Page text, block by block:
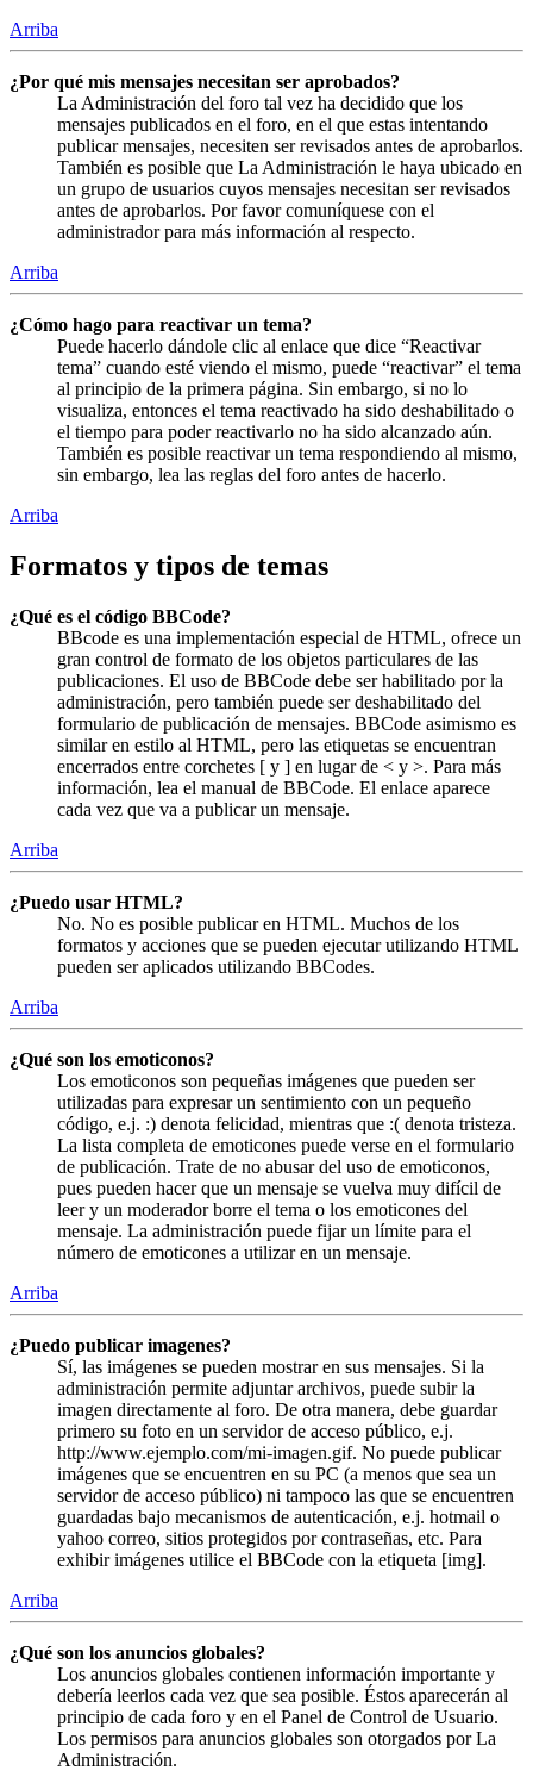
Arriba
¿Por qué mis mensajes necesitan ser aprobados?
La Administración del foro tal vez ha decidido que los
mensajes publicados en el foro, en el que estas intentando
publicar mensajes, necesiten ser revisados antes de aprobarlos.
También es posible que La Administración le haya ubicado en
un grupo de usuarios cuyos mensajes necesitan ser revisados
antes de aprobarlos. Por favor comuníquese con el
administrador para más información al respecto.
Arriba
¿Cómo hago para reactivar un tema?
Puede hacerlo dándole clic al enlace que dice “Reactivar
tema” cuando esté viendo el mismo, puede “reactivar” el tema
al principio de la primera página. Sin embargo, si no lo
visualiza, entonces el tema reactivado ha sido deshabilitado o
el tiempo para poder reactivarlo no ha sido alcanzado aún.
También es posible reactivar un tema respondiendo al mismo,
sin embargo, lea las reglas del foro antes de hacerlo.
Arriba
Formatos y tipos de temas
¿Qué es el código BBCode?
BBcode es una implementación especial de HTML, ofrece un
gran control de formato de los objetos particulares de las
publicaciones. El uso de BBCode debe ser habilitado por la
administración, pero también puede ser deshabilitado del
formulario de publicación de mensajes. BBCode asimismo es
similar en estilo al HTML, pero las etiquetas se encuentran
encerrados entre corchetes [ y ] en lugar de < y >. Para más
información, lea el manual de BBCode. El enlace aparece
cada vez que va a publicar un mensaje.
Arriba
¿Puedo usar HTML?
No. No es posible publicar en HTML. Muchos de los
formatos y acciones que se pueden ejecutar utilizando HTML
pueden ser aplicados utilizando BBCodes.
Arriba
¿Qué son los emoticonos?
Los emoticonos son pequeñas imágenes que pueden ser
utilizadas para expresar un sentimiento con un pequeño
código, e.j. :) denota felicidad, mientras que :( denota tristeza.
La lista completa de emoticones puede verse en el formulario
de publicación. Trate de no abusar del uso de emoticonos,
pues pueden hacer que un mensaje se vuelva muy difícil de
leer y un moderador borre el tema o los emoticones del
mensaje. La administración puede fijar un límite para el
número de emoticones a utilizar en un mensaje.
Arriba
¿Puedo publicar imagenes?
Sí, las imágenes se pueden mostrar en sus mensajes. Si la
administración permite adjuntar archivos, puede subir la
imagen directamente al foro. De otra manera, debe guardar
primero su foto en un servidor de acceso público, e.j.
http://www.ejemplo.com/mi-imagen.gif. No puede publicar
imágenes que se encuentren en su PC (a menos que sea un
servidor de acceso público) ni tampoco las que se encuentren
guardadas bajo mecanismos de autenticación, e.j. hotmail o
yahoo correo, sitios protegidos por contraseñas, etc. Para
exhibir imágenes utilice el BBCode con la etiqueta [img].
Arriba
¿Qué son los anuncios globales?
Los anuncios globales contienen información importante y
debería leerlos cada vez que sea posible. Éstos aparecerán al
principio de cada foro y en el Panel de Control de Usuario.
Los permisos para anuncios globales son otorgados por La
Administración.